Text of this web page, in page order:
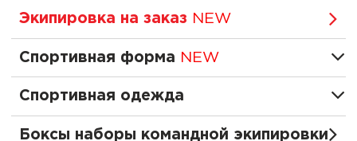
Экипировка на заказ NEW
Спортивная форма NEW
Спортивная одежда
Боксы наборы командной экипировки